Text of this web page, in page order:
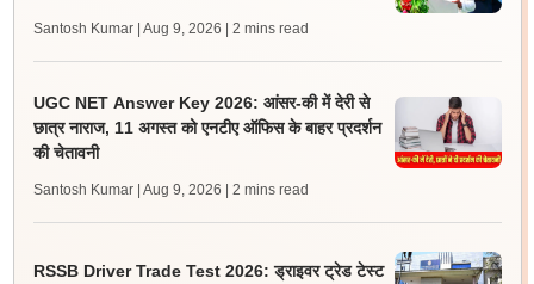
Santosh Kumar | Aug 9, 2026 | 2 mins read
UGC NET Answer Key 2026: आंसर-की में देरी से
छात्र नाराज, 11 अगस्त को एनटीए ऑफिस के बाहर प्रदर्शन
की चेतावनी
Santosh Kumar | Aug 9, 2026 | 2 mins read
RSSB Driver Trade Test 2026: ड्राइवर ट्रेड टेस्ट